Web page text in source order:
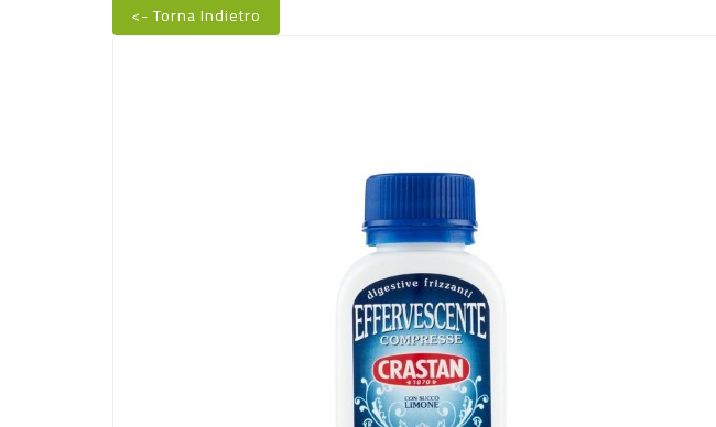
<- Torna Indietro